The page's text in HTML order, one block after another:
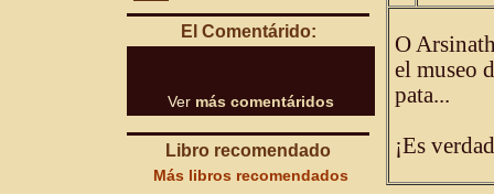
El Comentárido:
Ver más comentáridos
Libro recomendado
Más libros recomendados
O
el museo
pata...
¡Es